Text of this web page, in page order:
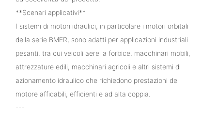
**Scenari applicativi**
I sistemi di motori idraulici, in particolare i motori orbitali
della serie BMER, sono adatti per applicazioni industriali
pesanti, tra cui veicoli aerei a forbice, macchinari mobili,
attrezzature edili, macchinari agricoli e altri sistemi di
azionamento idraulico che richiedono prestazioni del
motore affidabili, efficienti e ad alta coppia.
---